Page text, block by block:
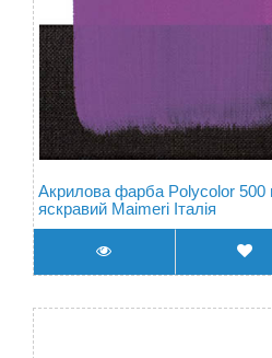
Акрилова фарба Polycolor 500
яскравий Maimeri Італія